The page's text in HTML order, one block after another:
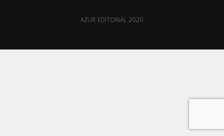
AZUR EDITORIAL 2020